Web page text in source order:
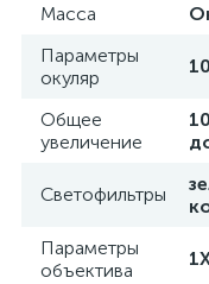
Масса
Параметры
окуляр
Общее
увеличение
Светофильтры
Параметры
объектива